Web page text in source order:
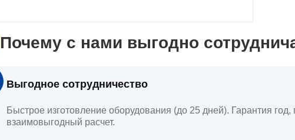
Почему с нами выгодно
Выгодное сотрудничество
Быстрое изготовление оборудования (до 25 дней). Гарантия
взаимовыгодный расчет.